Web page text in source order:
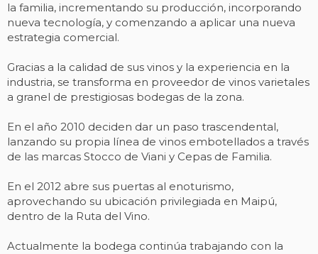
la familia, incrementando su producción, incorporando
nueva tecnología, y comenzando a aplicar una nueva
estrategia comercial.
Gracias a la calidad de sus vinos y la experiencia en la
industria, se transforma en proveedor de vinos varietales
a granel de prestigiosas bodegas de la zona.
En el año 2010 deciden dar un paso trascendental,
lanzando su propia línea de vinos embotellados a través
de las marcas Stocco de Viani y Cepas de Familia.
En el 2012 abre sus puertas al enoturismo,
aprovechando su ubicación privilegiada en Maipú,
dentro de la Ruta del Vino.
Actualmente la bodega continúa trabajando con la